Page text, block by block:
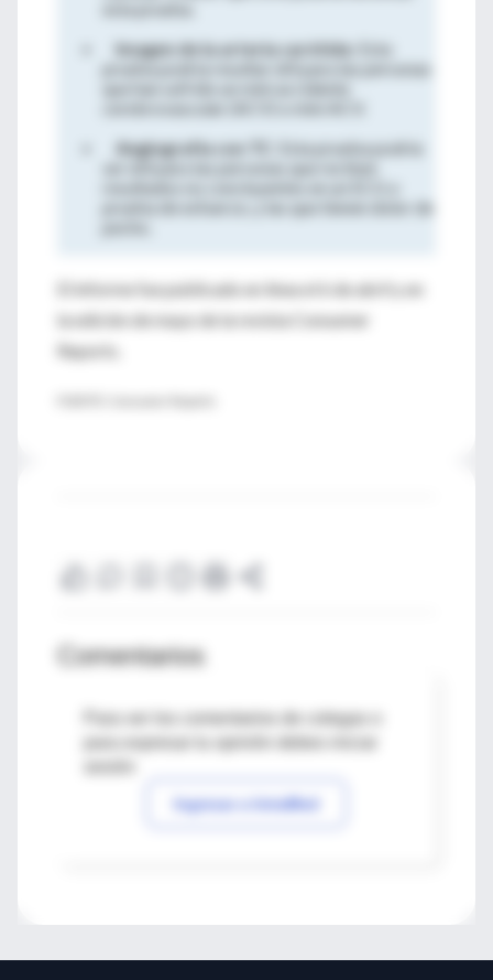
Imagen de la arteria carótida: Esta
prueba podría resultar útil para las personas
Angiografía con TC
: Esta prueba podría
prueba de esfuerzo, y las que tienen dolor de
El informe fue publicado en línea el 6 de abril y en
la edición de mayo de la revista Consumer
Reports.
Comentarios
Para ver los comentarios de colegas o
Ingresar a IntraMed